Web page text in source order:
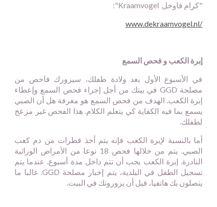
"كرام فاوخل Kraamvogel
":
www.dekraamvogel.nl/
إبرة الكعب و فحص السمع
في الأسبوع الأول بعد ولادة طفلك، سيزورك فاحص من
مصلحة GGD في بيتك من أجل إجراء فحص السمع وإعطاء
إبرة الكعب. الهدف من فحص السمع هو معرفة هل أن الصبي
يسمع بما فيه الكفاية كي يتعلم الكلام. هذا الفحص غير مزعج
لطفلك.
أما بالنسبة لإبرة الكعب فإنه يتم أخذ قطرات من دم كعب
الصبي. يتم من خلالها فحص 18 نوعا من الأمراض الوراثية
النادرة. إبرة الكعب يجب أن تتم داخل مدة أسبوع. عندما يتم
تسجيل الطفل في البلدية، يتم إخبار مصلحة GGD. غالبا ما
يتصلون بك هاتفيا، قبل أن يزورونك في البيت.